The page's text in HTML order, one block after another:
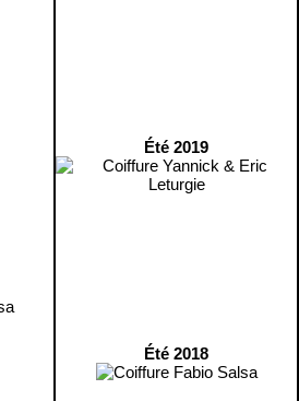
Été 2019
Été 2018